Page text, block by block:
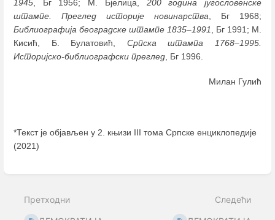
1945 , Бг 1956; М. Бјелица, 200 година југословенске
штампе. Преглед историје новинарства , Бг 1968;
Библиографија београдске штампе 1835–1991
, Бг 1991; М.
Кисић, Б. Булатовић, Српска штампа 1768–1995.
Историјско-библиографски преглед , Бг 1996.
Милан Гулић
*Текст је објављен у 2. књизи III тома Српске енциклопедије
(2021)
mode
Претходни Следећи